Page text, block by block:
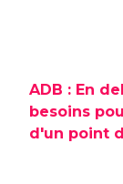
ADB : En
besoins
d'un point